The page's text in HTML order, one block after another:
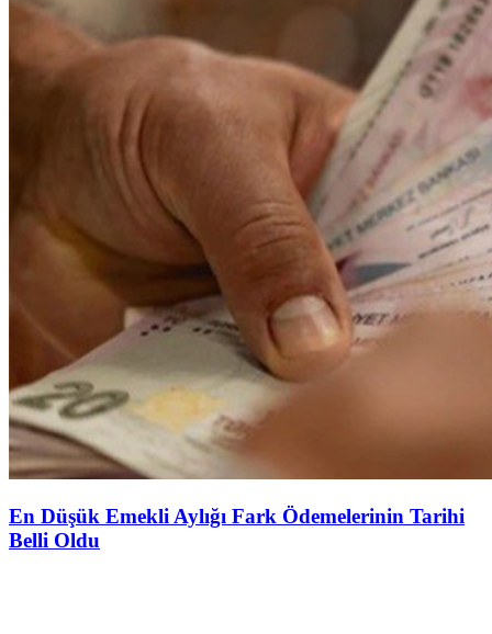
En Düşük Emekli Aylığı Fark Ödemelerinin Tarihi
Belli Oldu